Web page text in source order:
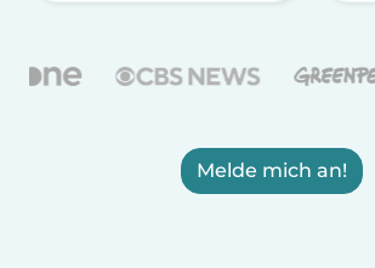
Melde mich an!